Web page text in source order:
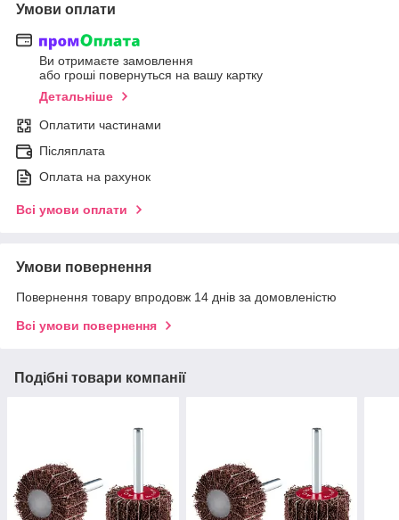
Умови оплати
Ви отримаєте замовлення
або гроші повернуться на вашу картку
Детальніше
Оплатити частинами
Післяплата
Оплата на рахунок
Всі умови оплати
Умови повернення
Повернення товару впродовж 14 днів за домовленістю
Всі умови повернення
Подібні товари компанії